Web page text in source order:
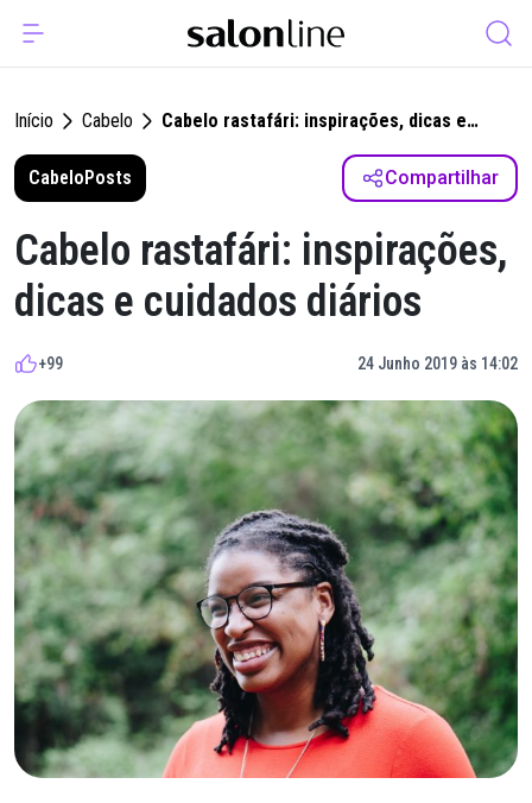
Início Cabelo
Cabelo rastafári: inspirações, dicas e
CabeloPosts Compartilhar
Cabelo rastafári: inspirações,
dicas e cuidados diários
+99 24 Junho 2019 às 14:02